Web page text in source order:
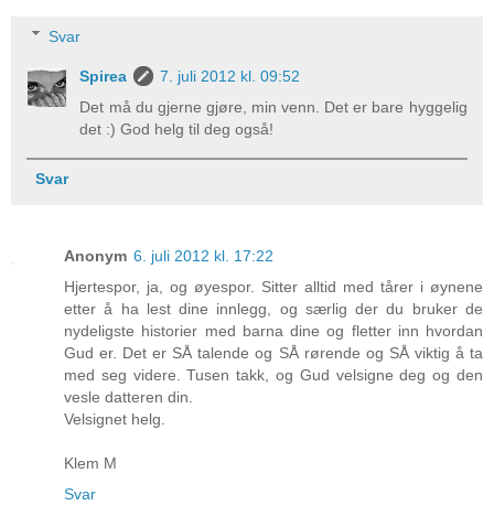
Svar
Spirea
7. juli 2012 kl. 09:52
Det må du gjerne gjøre, min venn. Det er bare hyggelig
det :) God helg til deg også!
Svar
Anonym 6. juli 2012 kl. 17:22
Hjertespor, ja, og øyespor. Sitter alltid med tårer i øynene
etter å ha lest dine innlegg, og særlig der du bruker de
nydeligste historier med barna dine og fletter inn hvordan
Gud er. Det er SÅ talende og SÅ rørende og SÅ viktig å ta
med seg videre. Tusen takk, og Gud velsigne deg og den
vesle datteren din.
Velsignet helg.
Klem M
Svar